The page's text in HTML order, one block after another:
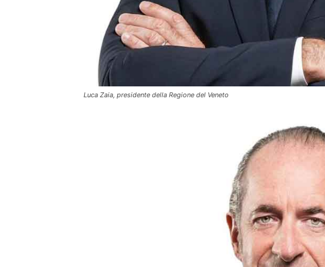
Luca Zaia, presidente della Regione del Veneto